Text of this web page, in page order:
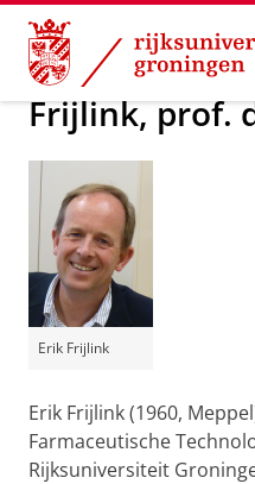
Skip
Content
Skip
Navigation
Over ons Actueel Voor
Frijlink, prof.
Erik Frijlink
Erik Frijlink (1960,
Farmaceutische
Rijksuniversiteit